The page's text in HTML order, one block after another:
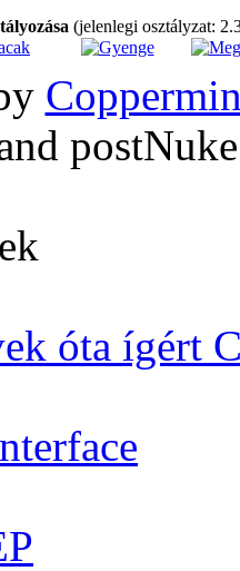
(jelenlegi osztályzat:
óta ígért